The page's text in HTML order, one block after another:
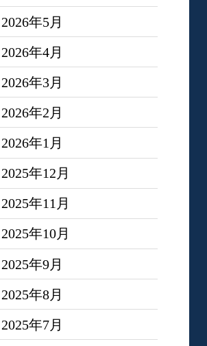
2026年5月
2026年4月
2026年3月
2026年2月
2026年1月
2025年12月
2025年11月
2025年10月
2025年9月
2025年8月
2025年7月